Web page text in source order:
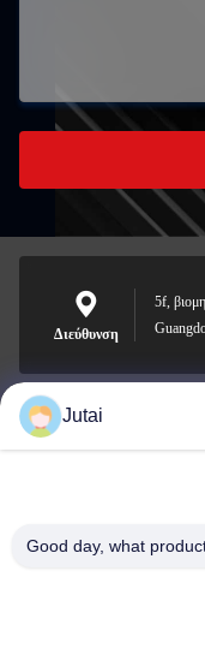
Διεύθυνση
5f,
Jutai
Good day, what